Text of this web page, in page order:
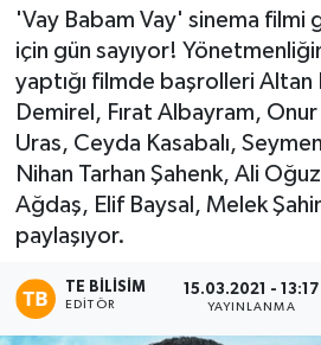
'Vay Babam Vay' sinema filmi
için gün sayıyor!
yaptığı filmde başrolleri Altan
Demirel, Fırat Albayram, Onur
Uras, Ceyda Kasabalı,
Nihan Tarhan Şahenk, Ali
Ağdaş, Elif Baysal, Melek
paylaşıyor.
TE BILISIM
EDITÖR
15.03.2021 - 13:17
YAYINLANMA
Tüm Manşetler
Son Dakika Haberleri
Haber Arşivi